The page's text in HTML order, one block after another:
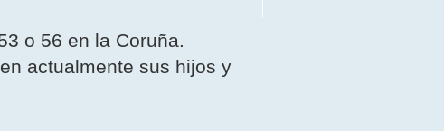
o 56 en la Coruña.
actualmente sus hijos y